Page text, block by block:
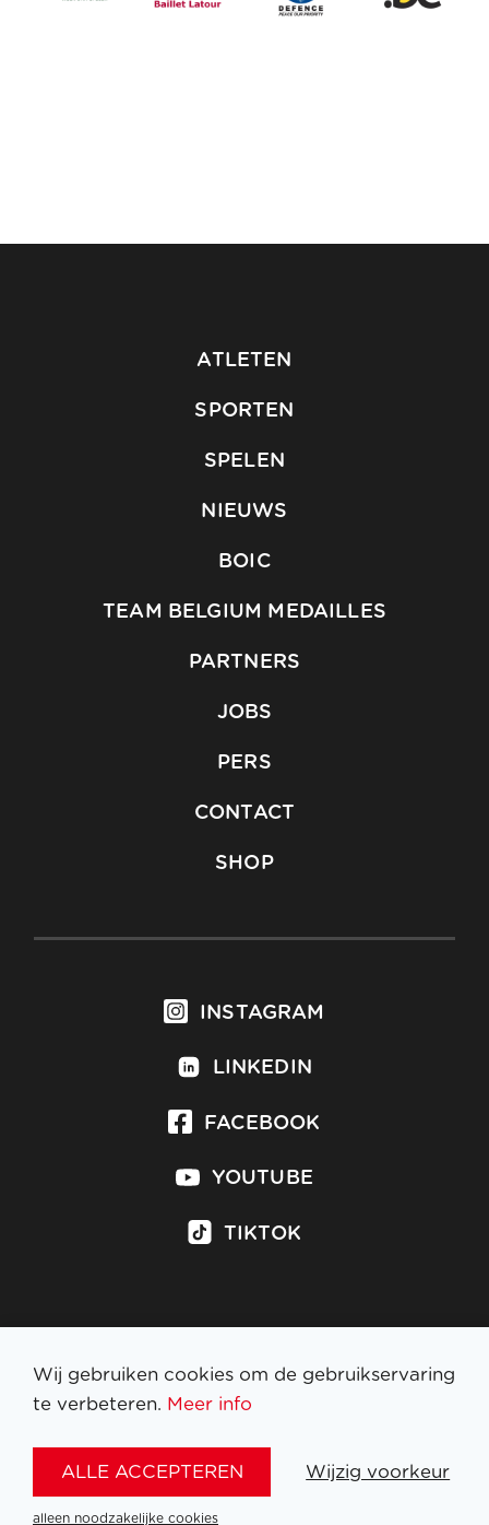
ATLETEN
SPORTEN
SPELEN
NIEUWS
BOIC
TEAM BELGIUM MEDAILLES
PARTNERS
JOBS
PERS
CONTACT
SHOP
INSTAGRAM
LINKEDIN
FACEBOOK
YOUTUBE
TIKTOK
Inschrijven op nieuwsbrief
Wij gebruiken cookies om de gebruikservaring
te verbeteren. Meer info
ALLE ACCEPTEREN Wijzig voorkeur
alleen noodzakelijke cookies